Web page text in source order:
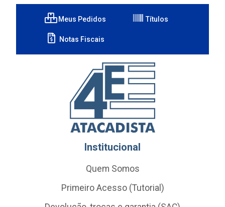
Meus Pedidos Títulos
Notas Fiscais
Institucional
Quem Somos
Primeiro Acesso (Tutorial)